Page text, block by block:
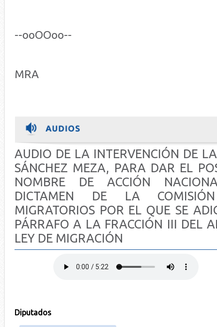
--ooOOoo--
MRA
AUDIO DE LA INTERVENCIÓN DE
SÁNCHEZ MEZA, PARA DAR EL
NOMBRE DE ACCIÓN
DICTAMEN DE LA
MIGRATORIOS POR EL QUE SE
PÁRRAFO A LA FRACCIÓN III DEL
LEY DE MIGRACIÓN
Diputados